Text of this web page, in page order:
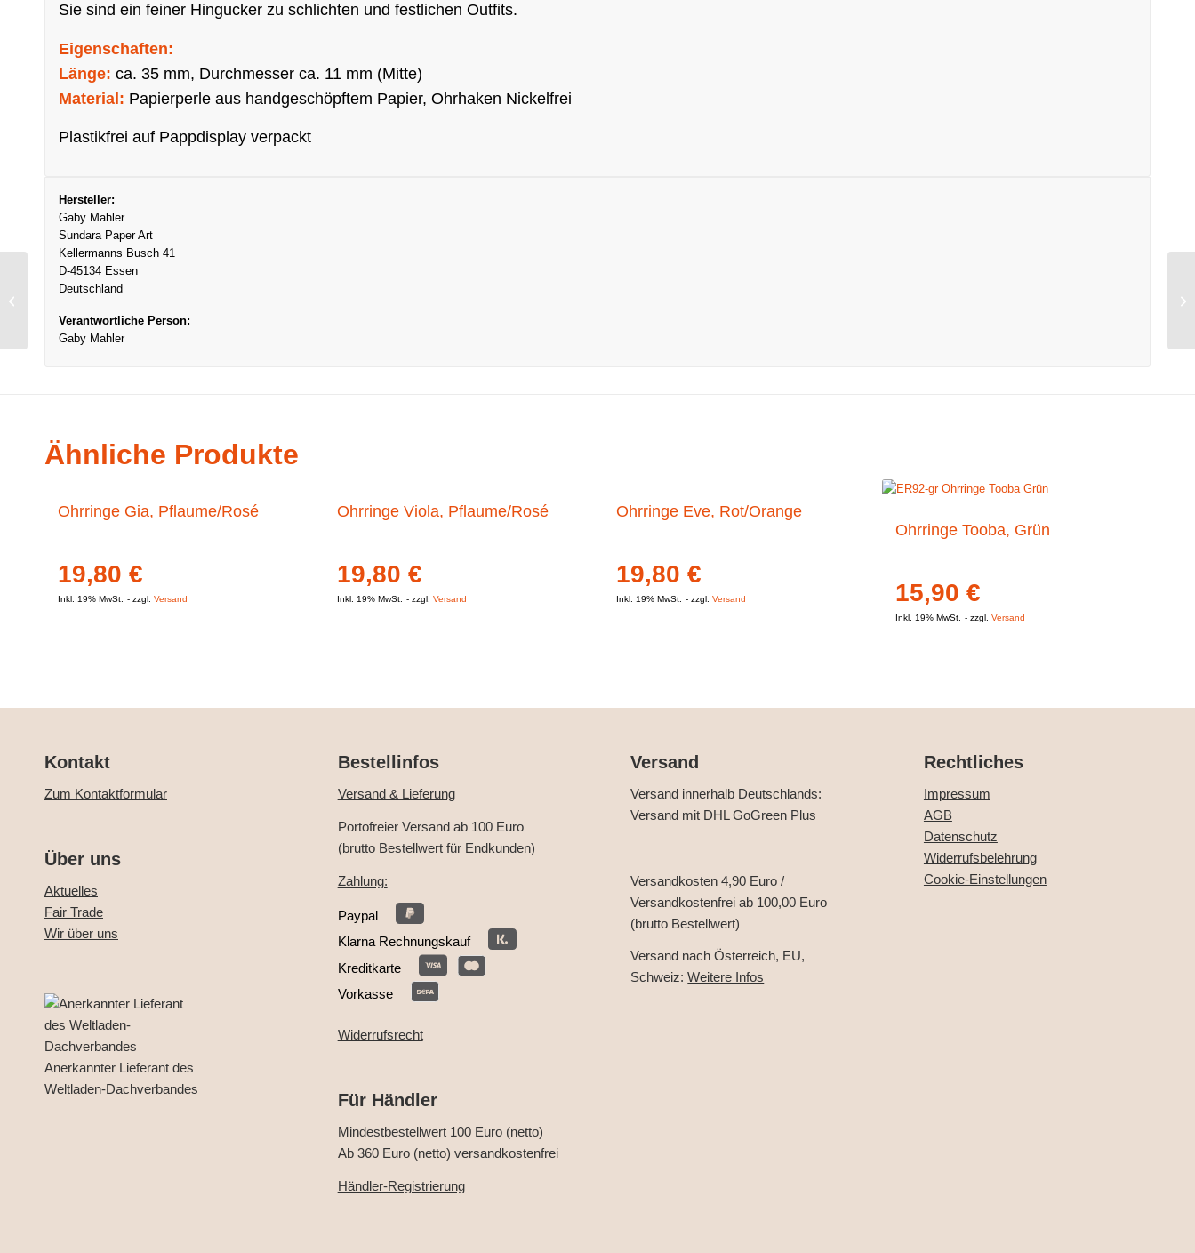
Sie sind ein feiner Hingucker zu schlichten und festlichen Outfits.
Eigenschaften:
Länge: ca. 35 mm, Durchmesser ca. 11 mm (Mitte)
Material: Papierperle aus handgeschöpftem Papier, Ohrhaken Nickelfrei
Plastikfrei auf Pappdisplay verpackt
Hersteller:
Gaby Mahler
Sundara Paper Art
Kellermanns Busch 41
D-45134 Essen
Deutschland
Verantwortliche Person:
Gaby Mahler
Ähnliche Produkte
Ohrringe Gia, Pflaume/Rosé
19,80 €
Inkl. 19% MwSt. zzgl. Versand
Ohrringe Viola, Pflaume/Rosé
19,80€
Inkl. 19% MwSt. zzgl.Versand
Ohrringe Eve, Rot/Orange
19,80€
Inkl. 19% MwSt. zzgl.Versand
Ohrringe Tooba, Grün
15,90€
Inkl. 19% MwSt. zzgl.Versand
Kontakt
Zum Kontaktformular
Über uns
Aktuelles
Fair Trade
Wir über uns
Anerkannter Lieferant des
Weltladen-Dachverbandes
Bestellinfos
Versand & Lieferung
Portofreier Versand ab 100 Euro
(brutto Bestellwert für Endkunden)
Zahlung:
Paypal
Klarna Rechnungskauf
Kreditkarte
Vorkasse
Widerrufsrecht
Für Händler
Mindestbestellwert 100 Euro (netto)
Ab 360 Euro (netto) versandkostenfrei
Händler-Registrierung
Versand
Versand innerhalb Deutschlands:
Versand mit DHL GoGreen Plus
Versandkosten 4,90 Euro /
Versandkostenfrei ab 100,00 Euro
(brutto Bestellwert)
Versand nach Österreich, EU,
Schweiz:Weitere Infos
Rechtliches
Impressum
AGB
Datenschutz
Widerrufsbelehrung
Cookie-Einstellungen
Ohrringe Ambikha,